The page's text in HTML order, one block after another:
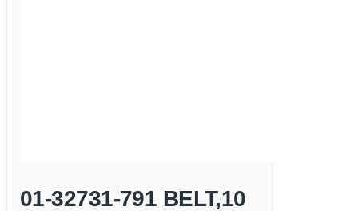
01-32731-791 BELT,10